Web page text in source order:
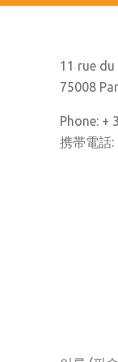
11 rue du
75008
Phone: +
携帯電話: